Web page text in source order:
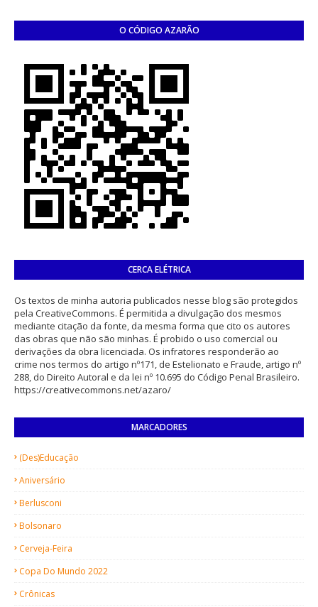
O CÓDIGO AZARÃO
CERCA ELÉTRICA
Os textos de minha autoria publicados nesse blog são protegidos
pela CreativeCommons. É permitida a divulgação dos mesmos
mediante citação da fonte, da mesma forma que cito os autores
das obras que não são minhas. É probido o uso comercial ou
derivações da obra licenciada. Os infratores responderão ao
crime nos termos do artigo nº171, de Estelionato e Fraude, artigo nº
288, do Direito Autoral e da lei nº 10.695 do Código Penal Brasileiro.
https://creativecommons.net/azaro/
MARCADORES
(des)Educação
Aniversário
Berlusconi
Bolsonaro
Cerveja-Feira
Copa Do Mundo 2022
Crônicas